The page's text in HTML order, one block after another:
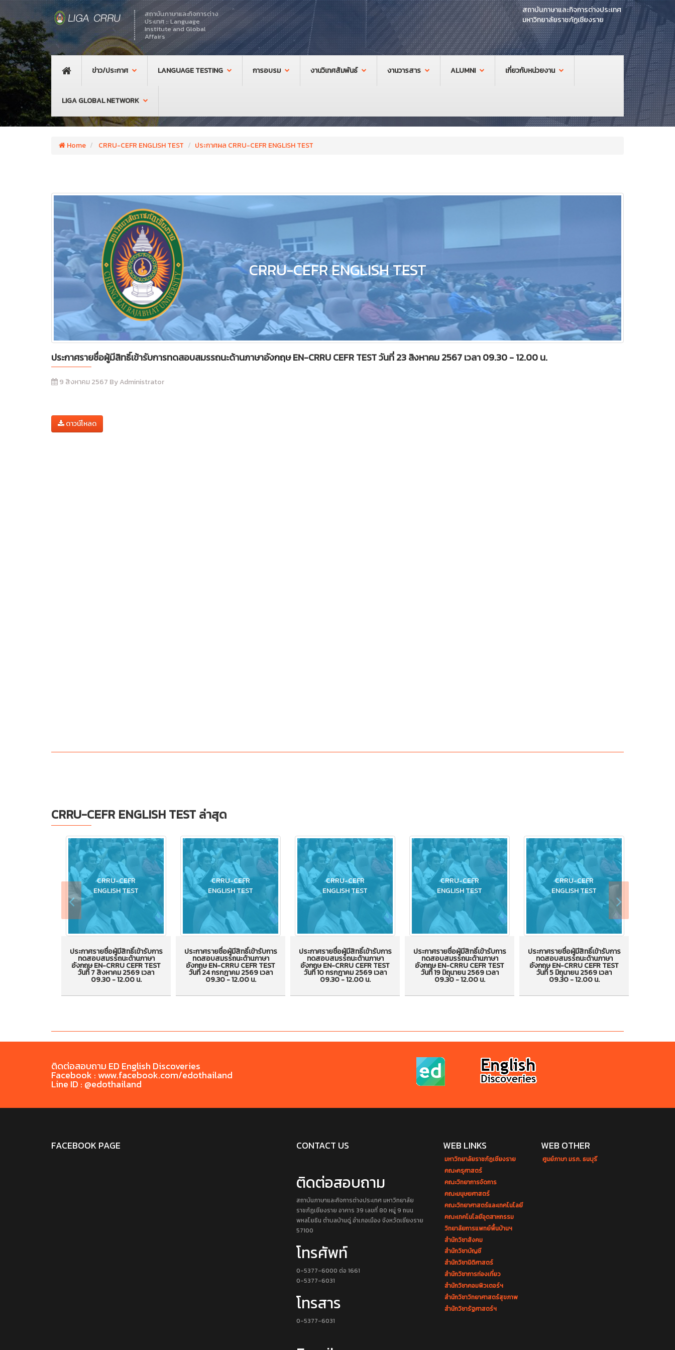
สถาบันภาษาและกิจการต่าง
ประเทศ :: Language
Institute and Global
Affairs
สถาบันภาษาและกิจการต่างประเทศ
มหาวิทยาลัยราชภัฏเชียงราย
ข่าว/ประกาศ LANGUAGE TESTING การอบรม งานวิเทศสัมพันธ์ งานวารสาร ALUMNI เกี่ยวกับหน่วยงาน
LIGA GLOBAL NETWORK
Home CRRU-CEFR ENGLISH TEST ประกาศผล CRRU-CEFR ENGLISH TEST
CRRU-CEFR ENGLISH TEST
ประกาศรายชื่อผู้มีสิทธิ์เข้ารับการทดสอบสมรรถนะด้านภาษาอังกฤษ EN-CRRU CEFR TEST วันที่ 23 สิงหาคม 2567 เวลา 09.30 - 12.00 น.
9 สิงหาคม 2567 By Administrator
ดาวน์โหลด
CRRU-CEFR ENGLISH TEST ล่าสุด
CRRU-CEFR
ENGLISH TEST
ประกาศรายชื่อผู้มีสิทธิ์เข้ารับ
การทดสอบสมรรถนะด้าน
ภาษาอังกฤษ EN-CRRU CEFR
TEST วันที่ 7 สิงหาคม 2569
ประกาศรายชื่อผู้มีสิทธิ์เข้ารับการ
ทดสอบสมรรถนะด้านภาษา
อังกฤษ EN-CRRU CEFR TEST
วันที่ 7 สิงหาคม 2569 เวลา
09.30 - 12.00 น.
CRRU-CEFR
ENGLISH TEST
ประกาศรายชื่อผู้มีสิทธิ์เข้ารับ
การทดสอบสมรรถนะด้าน
ภาษาอังกฤษ EN-CRRU CEFR
TEST วันที่ 24 กรกฎาคม
ประกาศรายชื่อผู้มีสิทธิ์เข้ารับการ
ทดสอบสมรรถนะด้านภาษา
อังกฤษ EN-CRRU CEFR TEST
วันที่ 24 กรกฎาคม 2569 เวลา
09.30 - 12.00 น.
CRRU-CEFR
ENGLISH TEST
ประกาศรายชื่อผู้มีสิทธิ์เข้ารับ
การทดสอบสมรรถนะด้าน
ภาษาอังกฤษ EN-CRRU CEFR
TEST วันที่ 10 กรกฎาคม
ประกาศรายชื่อผู้มีสิทธิ์เข้ารับการ
ทดสอบสมรรถนะด้านภาษา
อังกฤษ EN-CRRU CEFR TEST
วันที่ 10 กรกฎาคม 2569 เวลา
09.30 - 12.00 น.
CRRU-CEFR
ENGLISH TEST
ประกาศรายชื่อผู้มีสิทธิ์เข้ารับ
การทดสอบสมรรถนะด้าน
ภาษาอังกฤษ EN-CRRU CEFR
TEST วันที่ 19 มิถุนายน 2569
ประกาศรายชื่อผู้มีสิทธิ์เข้ารับการ
ทดสอบสมรรถนะด้านภาษา
อังกฤษ EN-CRRU CEFR TEST
วันที่ 19 มิถุนายน 2569 เวลา
09.30 - 12.00 น.
CRRU-CEFR
ENGLISH TEST
ประกาศรายชื่อผู้มีสิทธิ์เข้ารับ
การทดสอบสมรรถนะด้าน
ภาษาอังกฤษ EN-CRRU CEFR
TEST วันที่ 5 มิถุนายน 2569
ประกาศรายชื่อผู้มีสิทธิ์เข้ารับการ
ทดสอบสมรรถนะด้านภาษา
อังกฤษ EN-CRRU CEFR TEST
วันที่ 5 มิถุนายน 2569 เวลา
09.30 - 12.00 น.
ติดต่อสอบถาม ED English Discoveries
Facebook : www.facebook.com/edothailand
Line ID : @edothailand
FACEBOOK PAGE CONTACT US
ติดต่อสอบถาม
สถาบันภาษาและกิจการต่างประเทศ มหาวิทยาลัย
ราชภัฏเชียงราย อาคาร 39 เลขที่ 80 หมู่ 9 ถนน
พหลโยธิน ตำบลบ้านดู่ อำเภอเมือง จังหวัดเชียงราย
57100
โทรศัพท์
0-5377-6000 ต่อ 1661
0-5377-6031
โทรสาร
0-5377-6031
WEB LINKS
มหาวิทยาลัยราชภัฏเชียงราย
คณะครุศาสตร์
คณะวิทยาการจัดการ
คณะมนุษยศาสตร์
คณะวิทยาศาสตร์และเทคโนโลยี
คณะเทคโนโลยีอุตสาหกรรม
วิทยาลัยการแพทย์พื้นบ้านฯ
สำนักวิชาสังคม
สำนักวิชาบัญชี
สำนักวิชานิติศาสตร์
สำนักวิชาการท่องเที่ยว
สำนักวิชาคอมพิวเตอร์ฯ
สำนักวิชาวิทยาศาสตร์สุขภาพ
สำนักวิชารัฐศาสตร์ฯ
WEB OTHER
ศูนย์ภาษา มรภ. ธนบุรี